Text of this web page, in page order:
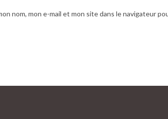
nom, mon e-mail et mon site dans le navigateur